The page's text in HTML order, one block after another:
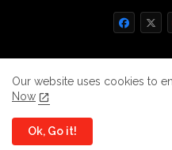
All Right Reserved
Home About
Our website uses cookies to
Now
Ok, Go it!